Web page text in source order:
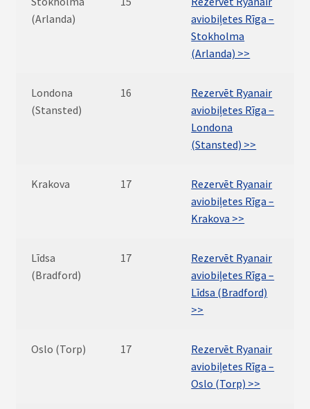
(Arlanda)
aviobiļetes Rīga –
Stokholma
(Arlanda) >>
Londona
(Stansted)
16
Rezervēt Ryanair
aviobiļetes Rīga –
Londona
(Stansted) >>
Krakova 17
Rezervēt Ryanair
aviobiļetes Rīga –
Krakova >>
Līdsa
(Bradford)
17
Rezervēt Ryanair
aviobiļetes Rīga –
Līdsa (Bradford)
>>
Oslo (Torp) 17
Rezervēt Ryanair
aviobiļetes Rīga –
Oslo (Torp) >>